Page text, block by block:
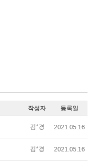
작성자 등록일
김*경 2021.05.16
김*경 2021.05.16